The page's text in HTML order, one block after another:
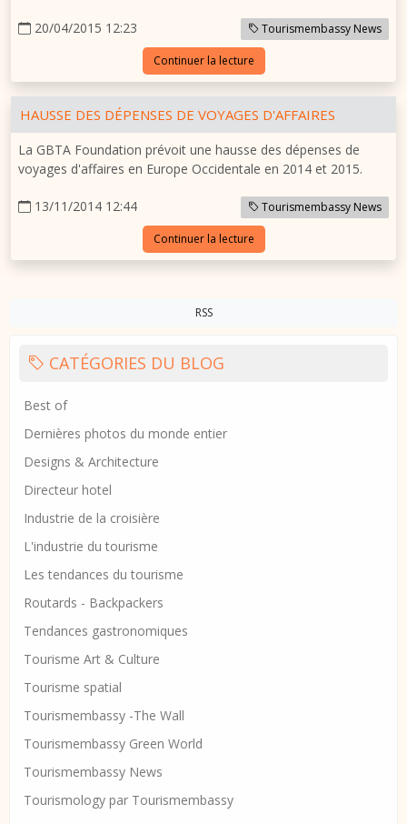
20/04/2015 12:23 Tourismembassy News
Continuer la lecture
HAUSSE DES DÉPENSES DE VOYAGES D'AFFAIRES
La GBTA Foundation prévoit une hausse des dépenses de
voyages d'affaires en Europe Occidentale en 2014 et 2015.
13/11/2014 12:44 Tourismembassy News
Continuer la lecture
RSS
CATÉGORIES DU BLOG
Best of
Dernières photos du monde entier
Designs & Architecture
Directeur hotel
Industrie de la croisière
L'industrie du tourisme
Les tendances du tourisme
Routards - Backpackers
Tendances gastronomiques
Tourisme Art & Culture
Tourisme spatial
Tourismembassy -The Wall
Tourismembassy Green World
Tourismembassy News
Tourismology par Tourismembassy